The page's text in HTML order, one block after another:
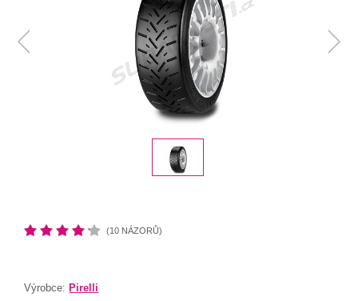
(10 NÁZORŮ)
Výrobce: Pirelli